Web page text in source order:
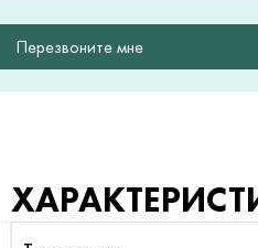
Перезвоните мне